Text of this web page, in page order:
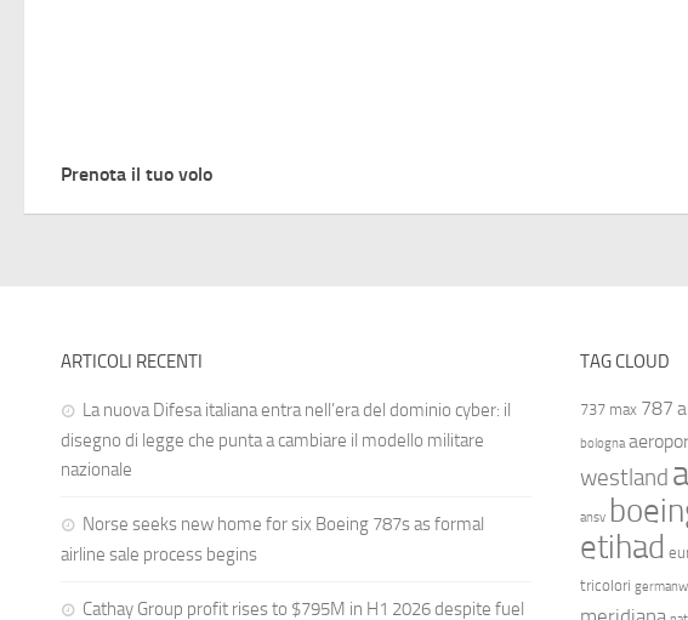
Prenota il tuo volo
ARTICOLI RECENTI
La nuova Difesa italiana entra nell’era del dominio cyber: il
disegno di legge che punta a cambiare il modello militare
nazionale
Norse seeks new home for six Boeing 787s as formal
airline sale process begins
Cathay Group profit rises to $795M in H1 2026 despite fuel
TAG CLOUD
737 max 787
bologna
westland
ansv
etihad
tricolori